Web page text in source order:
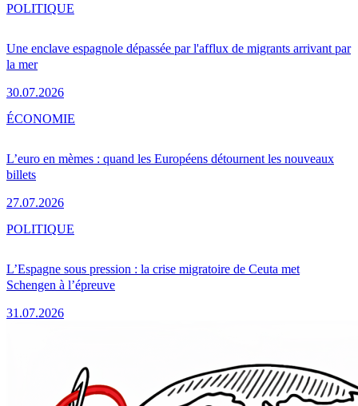
Une enclave espagnole dépassée par l'afflux de migrants arrivant par
la mer
30.07.2026
POLITIQUE
L’euro en mèmes : quand les Européens détournent les nouveaux
billets
27.07.2026
ÉCONOMIE
L’Espagne sous pression : la crise migratoire de Ceuta met
Schengen à l’épreuve
31.07.2026
POLITIQUE